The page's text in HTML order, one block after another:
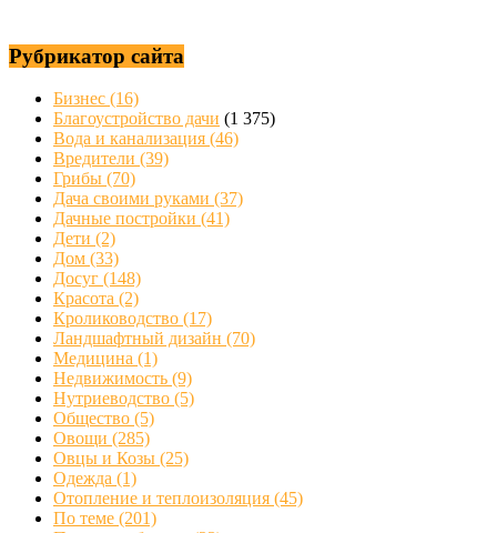
Рубрикатор сайта
Бизнес (16)
Благоустройство дачи (1 375)
Вода и канализация (46)
Вредители (39)
Грибы (70)
Дача своими руками (37)
Дачные постройки (41)
Дети (2)
Дом (33)
Досуг (148)
Красота (2)
Кролиководство (17)
Ландшафтный дизайн (70)
Медицина (1)
Недвижимость (9)
Нутриеводство (5)
Общество (5)
Овощи (285)
Овцы и Козы (25)
Одежда (1)
Отопление и теплоизоляция (45)
По теме (201)